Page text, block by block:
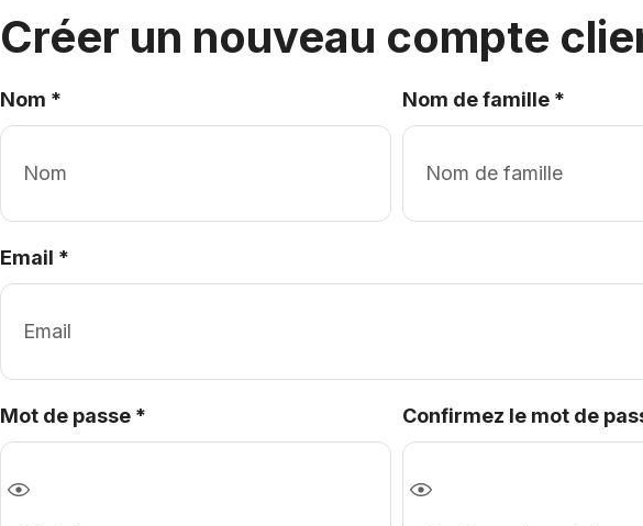
Créer un nouveau compte
Nom * Nom de famille*
Email *
Mot de passe * Confirmez le mot de